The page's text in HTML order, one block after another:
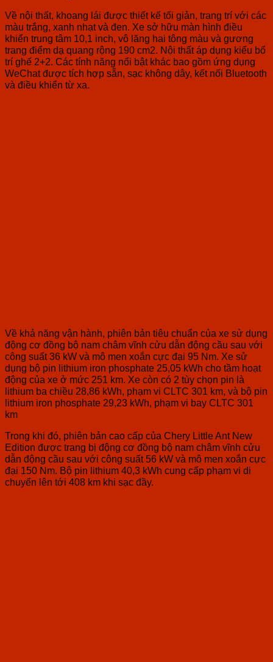
Về nội thất, khoang lái được thiết kế tối giản, trang trí với các
màu trắng, xanh nhạt và đen. Xe sở hữu màn hình điều
khiển trung tâm 10,1 inch, vô lăng hai tông màu và gương
trang điểm dạ quang rộng 190 cm2. Nội thất áp dụng kiểu bố
trí ghế 2+2. Các tính năng nổi bật khác bao gồm ứng dụng
WeChat được tích hợp sẵn, sạc không dây, kết nối Bluetooth
và điều khiển từ xa.
Về khả năng vận hành, phiên bản tiêu chuẩn của xe sử dụng
động cơ đồng bộ nam châm vĩnh cửu dẫn động cầu sau với
công suất 36 kW và mô men xoắn cực đại 95 Nm. Xe sử
dụng bộ pin lithium iron phosphate 25,05 kWh cho tầm hoạt
động của xe ở mức 251 km. Xe còn có 2 tùy chọn pin là
lithium ba chiều 28,86 kWh, phạm vi CLTC 301 km, và bộ pin
lithium iron phosphate 29,23 kWh, phạm vi bay CLTC 301
km
Trong khi đó, phiên bản cao cấp của Chery Little Ant New
Edition được trang bị động cơ đồng bộ nam châm vĩnh cửu
dẫn động cầu sau với công suất 56 kW và mô men xoắn cực
đại 150 Nm. Bộ pin lithium 40,3 kWh cung cấp phạm vi di
chuyển lên tới 408 km khi sạc đầy.